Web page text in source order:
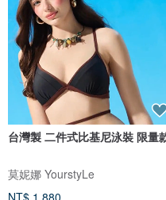
台灣製 二件式比基尼泳裝 限量
莫妮娜 YourstyLe
NT$ 1,880